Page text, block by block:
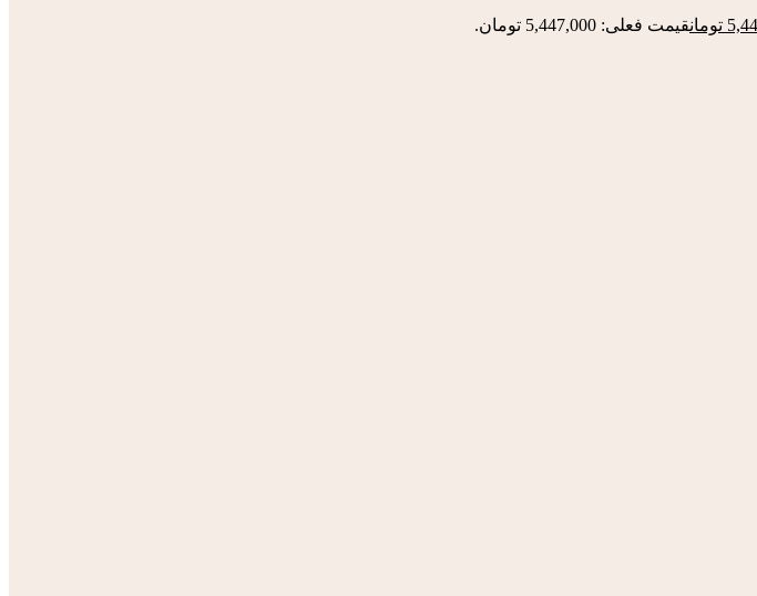
تومانقیمت فعلی: 5,447,000 تومان.